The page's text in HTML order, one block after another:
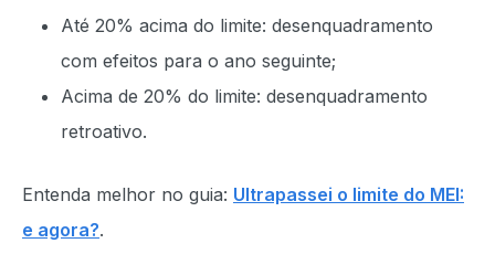
Até 20% acima do limite: desenquadramento
com efeitos para o ano seguinte;
Acima de 20% do limite: desenquadramento
retroativo.
Entenda melhor no guia: Ultrapassei o limite do MEI:
e agora?.